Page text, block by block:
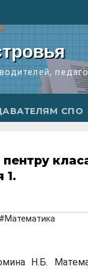
СПО
1.
#Математика
Н.Б.